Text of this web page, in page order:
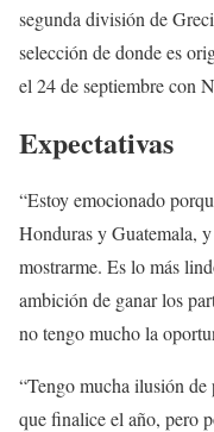
segunda división de
selección de donde es
el 24 de septiembre con
Expectativas
“Estoy emocionado
Honduras y Guatemala,
mostrarme. Es lo más
ambición de ganar los
no tengo mucho la
“Tengo mucha ilusión
que finalice el año, pero